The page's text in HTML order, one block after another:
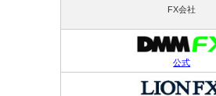
FX会社
公式